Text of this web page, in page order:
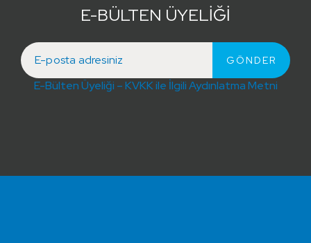
E-BÜLTEN ÜYELİĞİ
E-Bülten Üyeliği – KVKK ile İlgili Aydınlatma Metni